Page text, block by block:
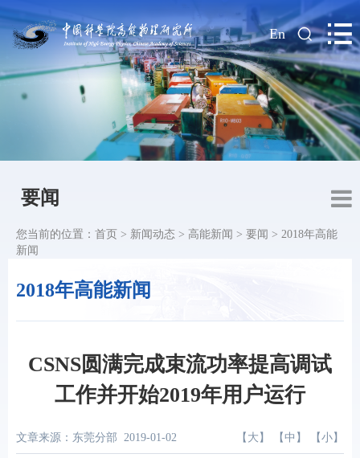
| En
要闻
2018年高能新闻
您当前的位置： 首页 > 新闻动态 > 高能新闻 > 要闻 > 2018年高能
新闻
CSNS圆满完成束流功率提高调试
工作并开始2019年用户运行
文章来源：东莞分部 2019-01-02 【 大 】 【 中 】 【 小 】